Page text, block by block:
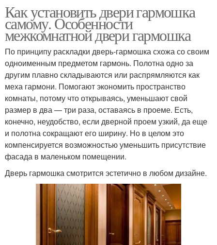
Как установить двери гармошка
самому. Особенности
межкомнатной двери гармошка
По принципу раскладки дверь-гармошка схожа со своим
одноименным предметом гармонь. Полотна одно за
другим плавно складываются или распрямляются как
меха гармони. Помогают экономить пространство
комнаты, потому что открываясь, уменьшают свой
размер в два — три раза, оставаясь в проеме. Есть,
конечно, неудобство, если дверной проем узкий, да еще
и полотна сокращают его ширину. Но в целом это
компенсируется возможностью уменьшить присутствие
фасада в маленьком помещении.
Дверь гармошка смотрится эстетично в любом дизайне.